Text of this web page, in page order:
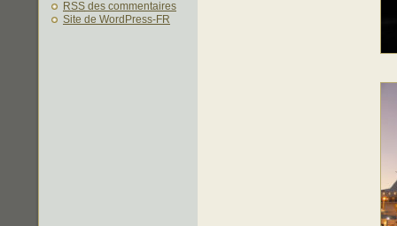
RSS des commentaires
Site de WordPress-FR